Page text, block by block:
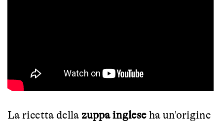
La ricetta della zuppa inglese ha un'origine